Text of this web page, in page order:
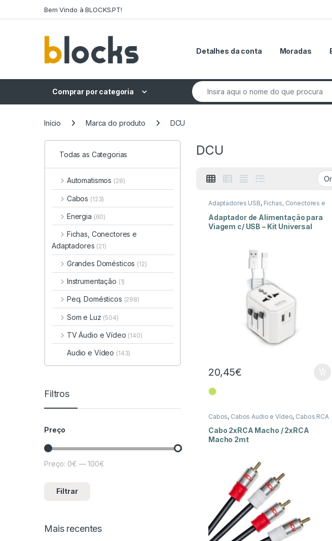
Bem Vindo à BLOCKS.PT!
Detalhes da conta Moradas
Comprar por categoria
Search for:
Início Marca do produto DCU
DCU
Adaptadores USB, Fichas, Conectores e
Adaptadores
Adaptador de Alimentação para
Viagem c/ USB – Kit Universal
20,45€
⬤
Cabos, Cabos Áudio e Vídeo, Cabos RCA
Cabo 2xRCA Macho / 2xRCA
Macho 2mt
Todas as Categorias
Automatismos (28)
Cabos (123)
Energia (60)
Fichas, Conectores e
Adaptadores (21)
Grandes Domésticos (12)
Instrumentação (1)
Peq. Domésticos (298)
Som e Luz (504)
TV Áudio e Vídeo (140)
Audio e Vídeo (143)
Filtros
Preço
Preço mínimo
Preço máximo
Filtrar
Preço: 0€ —100€
Mais recentes